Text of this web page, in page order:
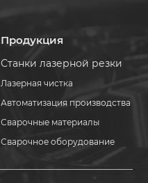
Продукция
Станки лазерной резки
Лазерная чистка
Автоматизация производства
Сварочные материалы
Сварочное оборудование